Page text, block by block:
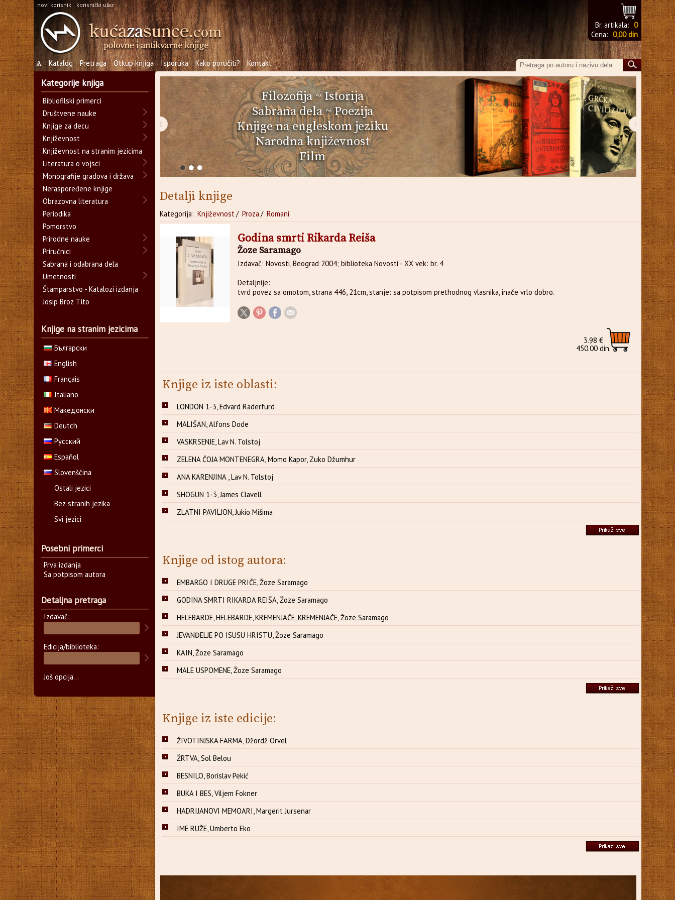
novi korisnik korisnički ulaz
Br. artikala: 0
Cena: 0,00 din
Ѧ Katalog Pretraga Otkup knjiga Isporuka Kako poručiti? Kontakt
Filozofija~Istorija
Sabrana dela~Poezija
Knjige na engleskom jeziku
Narodna književnost
Film
‹ ›
Detalji knjige
Kategorija: Književnost/ Proza/ Romani
Godina smrti Rikarda Reiša
Žoze Saramago
Izdavač: Novosti, Beograd 2004; biblioteka Novosti - XX vek: br. 4
Detaljnije:
tvrd povez sa omotom, strana 446, 21cm, stanje: sa potpisom prethodnog vlasnika, inače vrlo dobro.
3.98 €
450.00 din.
Knjige iz iste oblasti:
LONDON 1-3, Edvard Raderfurd
MALIŠAN, Alfons Dode
VASKRSENJE, Lav N. Tolstoj
ZELENA ČOJA MONTENEGRA, Momo Kapor, Zuko Džumhur
ANA KARENJINA , Lav N. Tolstoj
SHOGUN 1-3, James Clavell
ZLATNI PAVILJON, Jukio Mišima
Knjige od istog autora:
EMBARGO I DRUGE PRIČE, Žoze Saramago
GODINA SMRTI RIKARDA REIŠA, Žoze Saramago
HELEBARDE, HELEBARDE, KREMENJAČE, KREMENJAČE, Žoze Saramago
JEVANĐELJE PO ISUSU HRISTU, Žoze Saramago
KAIN, Žoze Saramago
MALE USPOMENE, Žoze Saramago
Knjige iz iste edicije:
ŽIVOTINJSKA FARMA, Džordž Orvel
ŽRTVA, Sol Belou
BESNILO, Borislav Pekić
BUKA I BES, Viljem Fokner
HADRIJANOVI MEMOARI, Margerit Jursenar
IME RUŽE, Umberto Eko
Kategorije knjiga
Bibliofilski primerci
Društvene nauke
Knjige za decu
Književnost
Književnost na stranim jezicima
Literatura o vojsci
Monografije gradova i država
Neraspoređene knjige
Obrazovna literatura
Periodika
Pomorstvo
Prirodne nauke
Priručnici
Sabrana i odabrana dela
Umetnosti
Štamparstvo - Katalozi izdanja
Josip Broz Tito
Knjige na stranim jezicima
Български
English
Français
Italiano
Македонски
Deutch
Русский
Español
Slovenščina
Ostali jezici
Bez stranih jezika
Svi jezici
Posebni primerci
Prva izdanja
Sa potpisom autora
Detaljna pretraga
Izdavač:
Edicija/biblioteka:
Još opcija...